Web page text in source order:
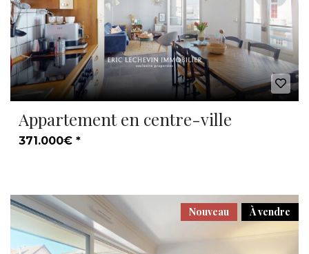
Appartement en centre-ville
371.000€ *
À vendre
Nouveau